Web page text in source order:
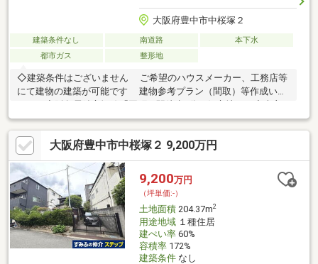
大阪府豊中市中桜塚２
建築条件なし 南道路
本下水
都市ガス
整形地
◇建築条件はございません ご希望のハウスメーカー、工務店等
にて建物の建築が可能です 建物参考プラン（間取）等作成いた
様にて解体更地のうえお引渡しいたします 残代金決済後、即建
築可能です◆接道間口はゆったり約10.8ｍございます◇前面道路
の現況幅員は約4.4ｍございます◆小・中学校が徒歩10分圏内に揃
う通学便利な立地です◇スーパー・コンビニ等買物施設が徒歩5
分圏内に揃う生活便利な立地です◆詳細は物件担当者までお気軽
にお問合ください◇皆様からのお問合を心よりお待ちしておりま
す
大阪府豊中市中桜塚２ 9,200万円
9,200万円
（坪単価:-）
土地面積204.37m2
用途地域１種住居
建ぺい率60%
容積率172%
建築条件なし